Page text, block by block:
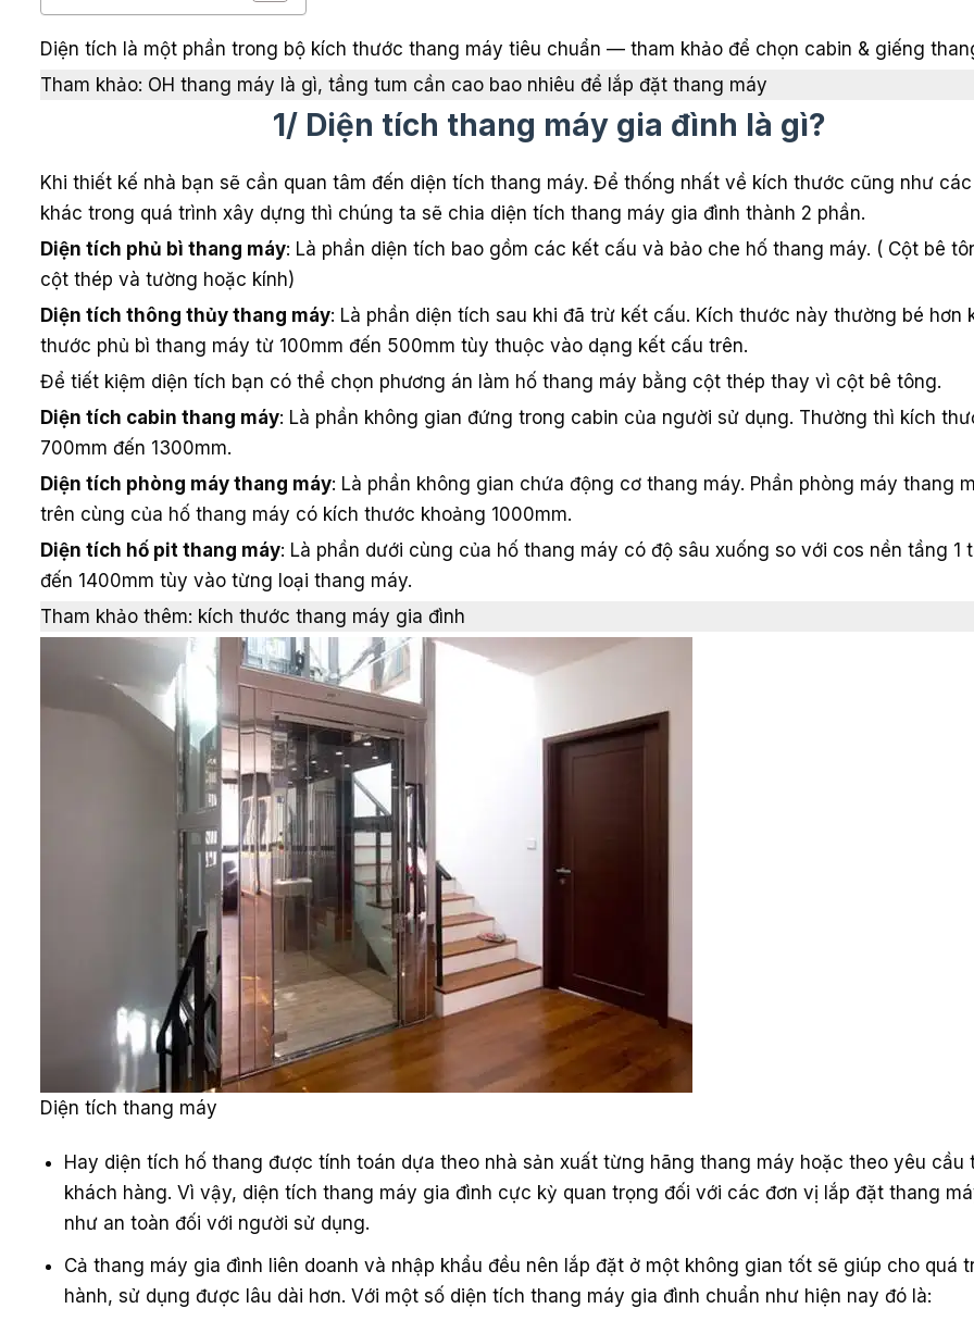
Diện tích là một phần trong bộ kích thước thang máy tiêu chuẩn — tham khảo để chọn cabin & giếng
Tham khảo: OH thang máy là gì, tầng tum cần cao bao nhiêu để lắp đặt thang máy
1/ Diện tích thang máy gia đình là gì?
Khi thiết kế nhà bạn sẽ cần quan tâm đến diện tích thang máy. Để thống nhất về kích thước cũng như
khác trong quá trình xây dựng thì chúng ta sẽ chia diện tích thang máy gia đình thành 2 phần.
Diện tích phủ bì thang máy: Là phần diện tích bao gồm các kết cấu và bảo che hố thang máy. ( Cột bê
cột thép và tường hoặc kính)
Diện tích thông thủy thang máy: Là phần diện tích sau khi đã trừ kết cấu. Kích thước này thường bé hơn
thước phủ bì thang máy từ 100mm đến 500mm tùy thuộc vào dạng kết cấu trên.
Để tiết kiệm diện tích bạn có thể chọn phương án làm hố thang máy bằng cột thép thay vì cột bê tông.
Diện tích cabin thang máy: Là phần không gian đứng trong cabin của người sử dụng. Thường thì kích
700mm đến 1300mm.
Diện tích phòng máy thang máy: Là phần không gian chứa động cơ thang máy. Phần phòng máy thang
trên cùng của hố thang máy có kích thước khoảng 1000mm.
Diện tích hố pit thang máy: Là phần dưới cùng của hố thang máy có độ sâu xuống so với cos nền tầng 1
đến 1400mm tùy vào từng loại thang máy.
Tham khảo thêm: kích thước thang máy gia đình
Diện tích thang máy
Hay diện tích hố thang được tính toán dựa theo nhà sản xuất từng hãng thang máy hoặc theo yêu cầu
khách hàng. Vì vậy, diện tích thang máy gia đình cực kỳ quan trọng đối với các đơn vị lắp đặt thang
như an toàn đối với người sử dụng.
Cả thang máy gia đình liên doanh và nhập khẩu đều nên lắp đặt ở một không gian tốt sẽ giúp cho quá
hành, sử dụng được lâu dài hơn. Với một số diện tích thang máy gia đình chuẩn như hiện nay đó là: